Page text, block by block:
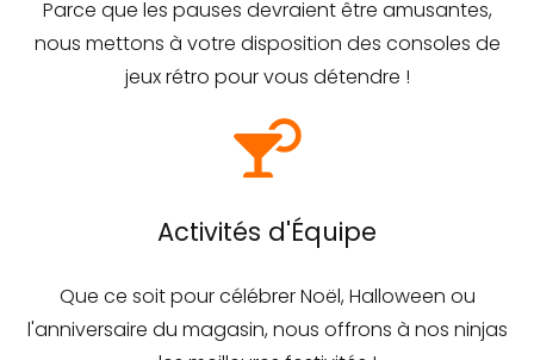
Parce que les pauses devraient être amusantes,
nous mettons à votre disposition des consoles de
jeux rétro pour vous détendre !
Activités d'Équipe
Que ce soit pour célébrer Noël, Halloween ou
l'anniversaire du magasin, nous offrons à nos ninjas